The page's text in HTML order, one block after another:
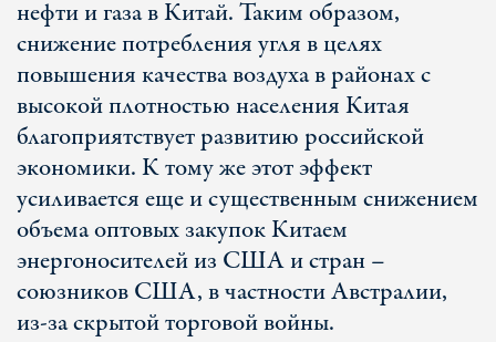
нефти и газа в Китай. Таким образом,
снижение потребления угля в целях
повышения качества воздуха в районах с
высокой плотностью населения Китая
благоприятствует развитию российской
экономики. К тому же этот эффект
усиливается еще и существенным снижением
объема оптовых закупок Китаем
энергоносителей из США и стран –
союзников США, в частности Австралии,
из-за скрытой торговой войны.